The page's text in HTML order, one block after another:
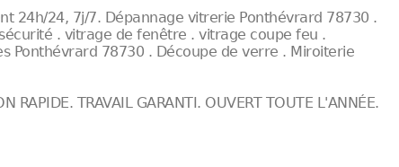
24h/24, 7j/7. Dépannage vitrerie Ponthévrard 78730 .
. vitrage de fenêtre . vitrage coupe feu .
Ponthévrard 78730 . Découpe de verre . Miroiterie
RAPIDE. TRAVAIL GARANTI. OUVERT TOUTE L'ANNÉE.